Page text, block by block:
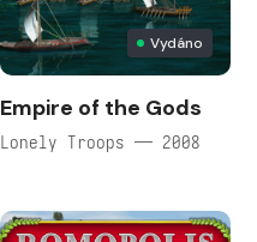
Vydáno
Empire of the Gods
Lonely Troops — 2008